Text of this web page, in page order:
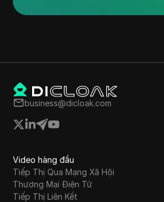
business@dicloak.com
Video hàng đầu
Tiếp Thị Qua Mạng Xã Hội
Thương Mại Điện Tử
Tiếp Thị Liên Kết